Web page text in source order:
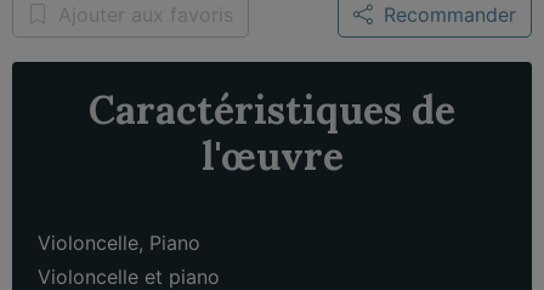
Ajouter aux favoris Recommander
Caractéristiques de
l'œuvre
Violoncelle, Piano
Violoncelle et piano